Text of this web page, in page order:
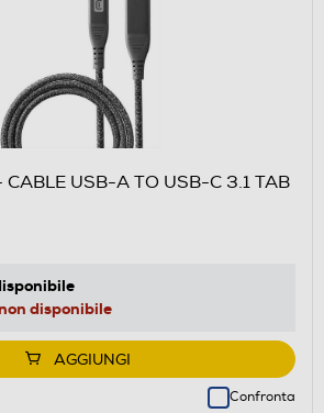
CABLE USB-A TO USB-C 3.1 TAB
disponibile
AGGIUNGI
Confronta